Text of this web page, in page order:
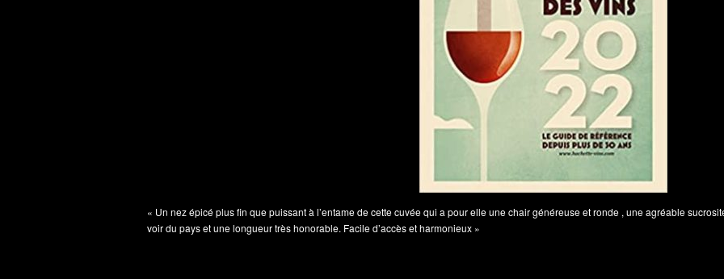
« Un nez épicé plus fin que puissant à l’entame de cette cuvée qui a pour elle une chair généreuse et ronde , une agréable
voir du pays et une longueur très honorable. Facile d’accès et harmonieux »